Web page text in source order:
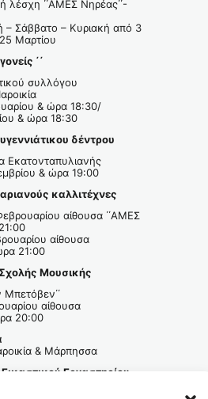
λέσχη ΄΄ΑΜΕΣ Νηρέας΄΄-
– Σάββατο – Κυριακή από 3
Μαρτίου
΄΄
συλλόγου
& ώρα 18:30/
& ώρα 18:30
δέντρου
Εκατονταπυλιανής
& ώρα 19:00
καλλιτέχνες
αίθουσα ΄΄ΑΜΕΣ
αίθουσα
21:00
Μουσικής
Μπετόβεν΄΄
αίθουσα
20:00
& Μάρπησσα
Εργαστηρίου